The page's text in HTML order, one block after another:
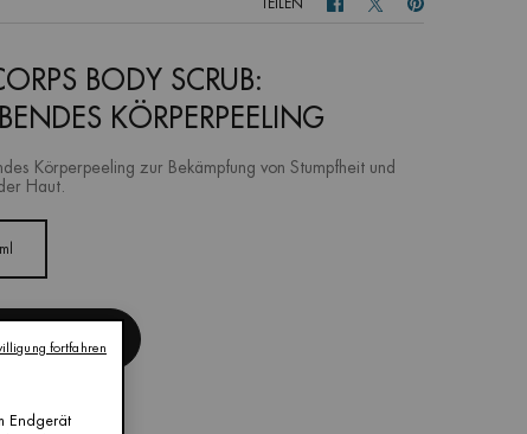
TEILEN TEILEN FACEBOOK
TEILEN TWITTER
TEILEN PINTEREST
BODY SCRUB:
KÖRPERPEELING
Körperpeeling zur Bekämpfung von Stumpfheit und
Haut.
von 1
KAUFEN
Endgerät
fortfahren